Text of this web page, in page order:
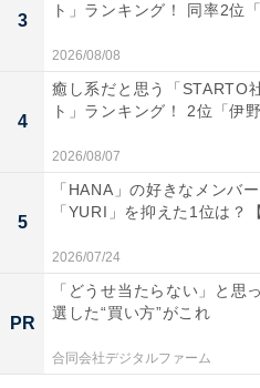
3
ト」ランキング！ 同率2位
2026/08/08
4
癒し系だと思う「STARTO
ト」ランキング！ 2位「伊
2026/08/07
5
「HANA」の好きなメンバ
「YURI」を抑えた1位は？
2026/07/24
PR
「どうせ当たらない」と思
選した“買い方”がこれ
合同会社デジタルファーム